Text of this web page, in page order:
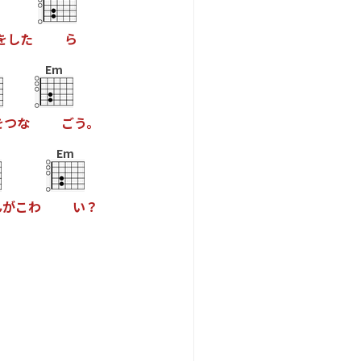
した ら
つな
Em
ごう。
がこわ
Em
い ？